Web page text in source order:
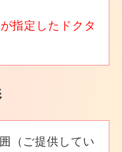
指定したドクタ
（ご提供してい